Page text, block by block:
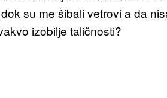
su me šibali vetrovi a da
izobilje taličnosti?